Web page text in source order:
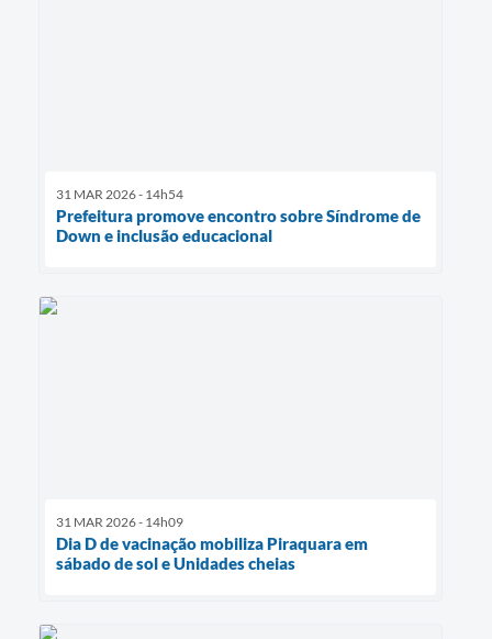
31 MAR 2026 - 14h54
Prefeitura promove encontro sobre Síndrome de
Down e inclusão educacional
31 MAR 2026 - 14h09
Dia D de vacinação mobiliza Piraquara em
sábado de sol e Unidades cheias